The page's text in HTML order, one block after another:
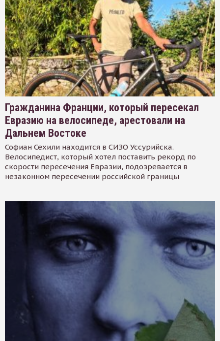
Гражданина Франции, который пересекал
Евразию на велосипеде, арестовали на
Дальнем Востоке
Софиан Сехили находится в СИЗО Уссурийска.
Велосипедист, который хотел поставить рекорд по
скорости пересечения Евразии, подозревается в
незаконном пересечении российской границы